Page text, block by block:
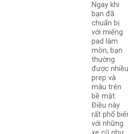
Ngay khi
bạn đã
chuẩn bị
với miếng
pad làm
mòn, bạn
thường
được
prep và
màu trên
bề mặt.
Điều này
rất phổ
với những